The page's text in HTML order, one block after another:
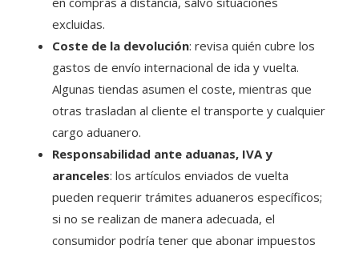
excluidas.
Coste de la devolución: revisa quién cubre los
gastos de envío internacional de ida y vuelta.
Algunas tiendas asumen el coste, mientras que
otras trasladan al cliente el transporte y cualquier
cargo aduanero.
Responsabilidad ante aduanas, IVA y
aranceles: los artículos enviados de vuelta
pueden requerir trámites aduaneros específicos;
si no se realizan de manera adecuada, el
consumidor podría tener que abonar impuestos